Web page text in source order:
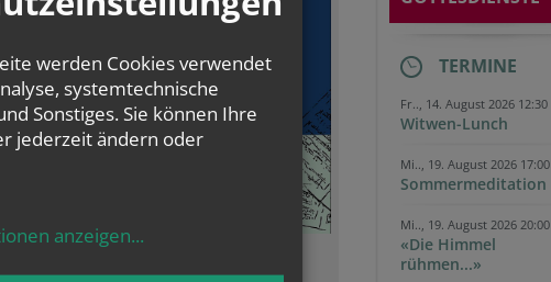
TERMINE
Fr.., 14. August 2026 12:30
Witwen-Lunch
Mi.., 19. August 2026 17:00
Sommermeditation
Mi.., 19. August 2026 20:00
«Die Himmel
rühmen...»
werden Cookies verwendet
systemtechnische
Sonstiges. Sie können Ihre
jederzeit ändern oder
anzeigen...